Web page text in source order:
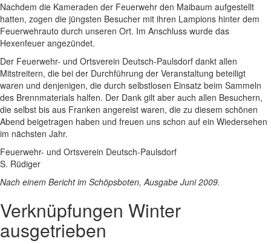
Nachdem die Kameraden der Feuerwehr den Maibaum aufgestellt
hatten, zogen die jüngsten Besucher mit ihren Lampions hinter dem
Feuerwehrauto durch unseren Ort. Im Anschluss wurde das
Hexenfeuer angezündet.
Der Feuerwehr- und Ortsverein Deutsch-Paulsdorf dankt allen
Mitstreitern, die bei der Durchführung der Veranstaltung beteiligt
waren und denjenigen, die durch selbstlosen Einsatz beim Sammeln
des Brennmaterials halfen. Der Dank gilt aber auch allen Besuchern,
die selbst bis aus Franken angereist waren, die zu diesem schönen
Abend beigetragen haben und freuen uns schon auf ein Wiedersehen
im nächsten Jahr.
Feuerwehr- und Ortsverein Deutsch-Paulsdorf
S. Rüdiger
Nach einem Bericht im Schöpsboten, Ausgabe Juni 2009.
Verknüpfungen Winter
ausgetrieben